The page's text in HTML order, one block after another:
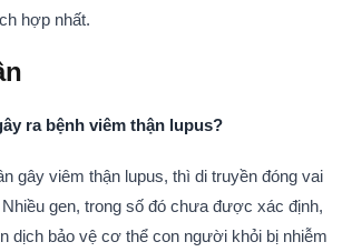
hợp nhất.
ra bệnh viêm thận lupus?
gây viêm thận lupus, thì di truyền đóng vai
gen, trong số đó chưa được xác định,
dịch bảo vệ cơ thể con người khỏi bị nhiễm